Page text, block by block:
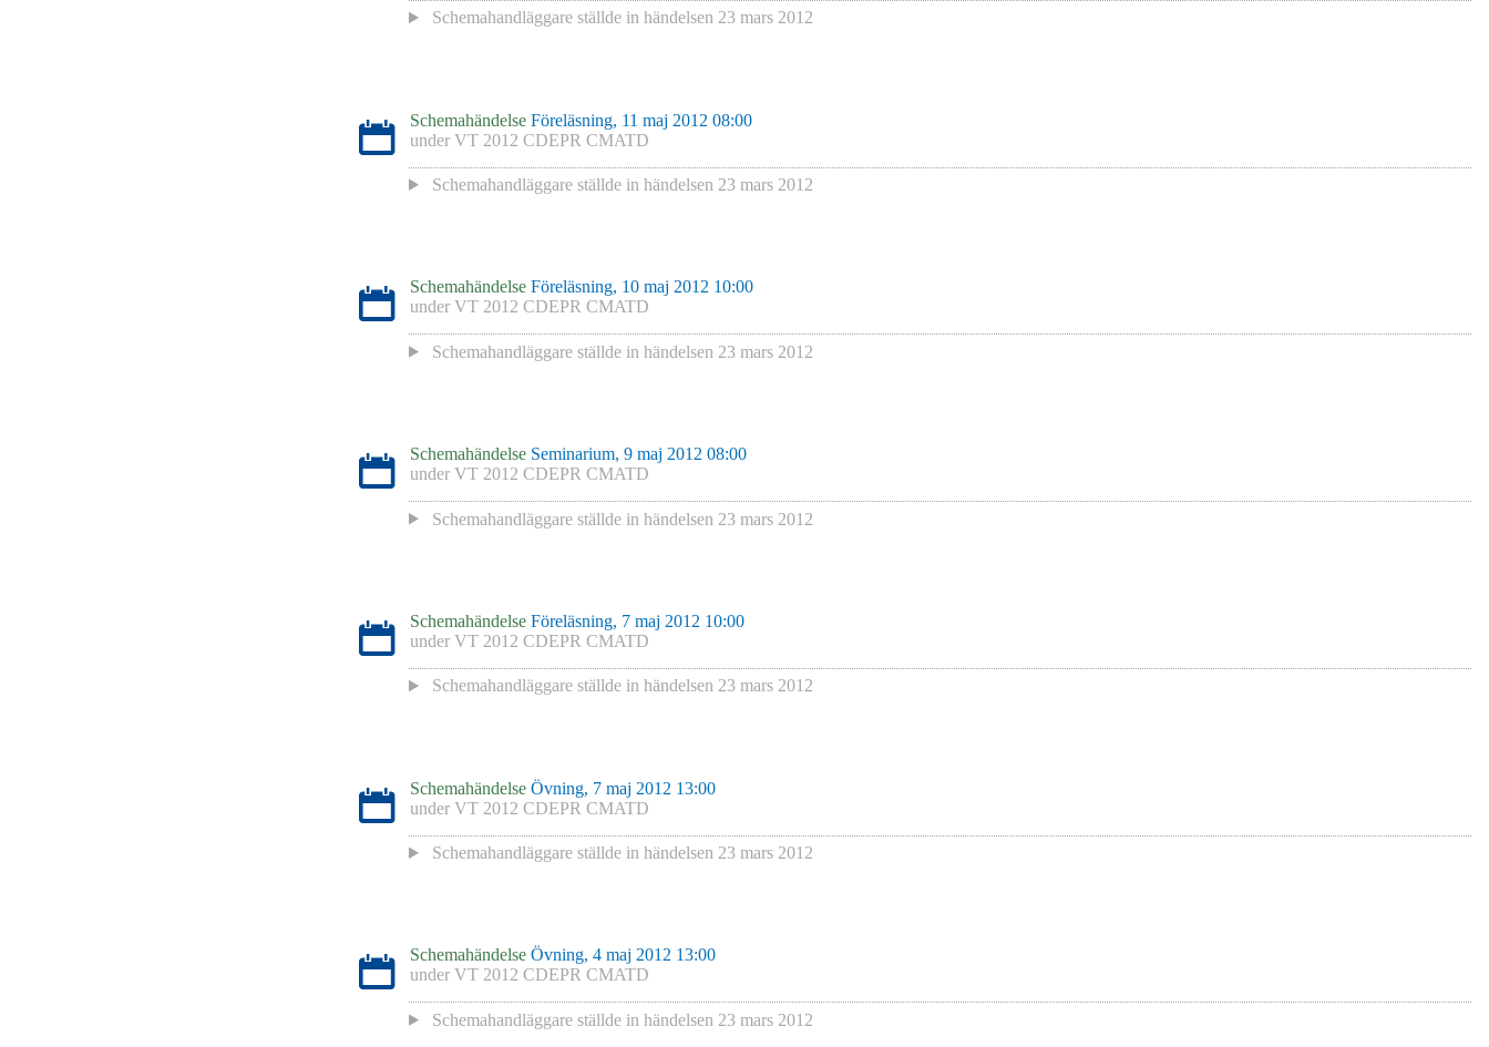
Schemahandläggare ställde in händelsen 23 mars 2012
Schemahändelse Föreläsning, 11 maj 2012 08:00
under VT 2012 CDEPR CMATD
Schemahandläggare ställde in händelsen 23 mars 2012
Schemahändelse Föreläsning, 10 maj 2012 10:00
under VT 2012 CDEPR CMATD
Schemahandläggare ställde in händelsen 23 mars 2012
Schemahändelse Seminarium, 9 maj 2012 08:00
under VT 2012 CDEPR CMATD
Schemahandläggare ställde in händelsen 23 mars 2012
Schemahändelse Föreläsning, 7 maj 2012 10:00
under VT 2012 CDEPR CMATD
Schemahandläggare ställde in händelsen 23 mars 2012
Schemahändelse Övning, 7 maj 2012 13:00
under VT 2012 CDEPR CMATD
Schemahandläggare ställde in händelsen 23 mars 2012
Schemahändelse Övning, 4 maj 2012 13:00
under VT 2012 CDEPR CMATD
Schemahandläggare ställde in händelsen 23 mars 2012